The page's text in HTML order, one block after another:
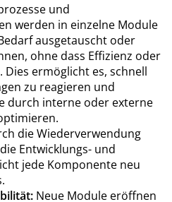
und
werden in einzelne Module
ausgetauscht oder
ohne dass Effizienz oder
ermöglicht es, schnell
zu reagieren und
durch interne oder externe
die Wiederverwendung
Entwicklungs- und
jede Komponente neu
Neue Module eröffnen